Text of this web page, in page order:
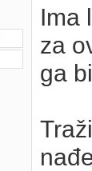
Ima
za
ga